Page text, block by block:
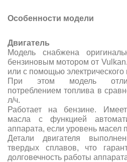
Особенности модели
Двигатель
Модель снабжена
бензиновым мотором от
или с помощью электрического
При этом модель
потреблением топлива в
л/ч.
Работает на бензине.
масла с функцией
аппарата, если уровень масел
Детали двигателя
твердых сплавов, что
долговечность работы